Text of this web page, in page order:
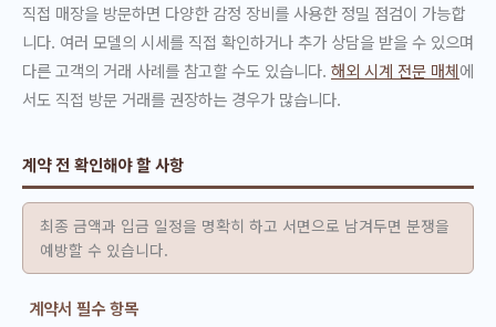
직접 매장을 방문하면 다양한 감정 장비를 사용한 정밀 점검이 가능합
니다. 여러 모델의 시세를 직접 확인하거나 추가 상담을 받을 수 있으며
다른 고객의 거래 사례를 참고할 수도 있습니다. 해외 시계 전문 매체에
서도 직접 방문 거래를 권장하는 경우가 많습니다.
계약 전 확인해야 할 사항
최종 금액과 입금 일정을 명확히 하고 서면으로 남겨두면 분쟁을
예방할 수 있습니다.
계약서 필수 항목